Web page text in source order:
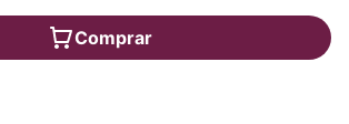
Comprar